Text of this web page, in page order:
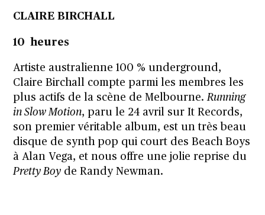
CLAIRE BIRCHALL
10 heures
Artiste australienne 100 % underground,
Claire Birchall compte parmi les membres les
plus actifs de la scène de Melbourne.Running
in Slow Motion, paru le 24 avril sur It Records,
son premier véritable album, est un très beau
disque de synth pop qui court des Beach Boys
à Alan Vega, et nous offre une jolie reprise du
Pretty Boy de Randy Newman.